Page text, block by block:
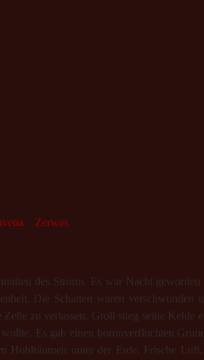
Zerwas
des Stroms. Es war Nacht
Die Schatten waren verschwunden
zu verlassen. Groll stieg seine Kehle
Es gab einen boronverfluchten
Hohlräumen unter der Erde. Frische